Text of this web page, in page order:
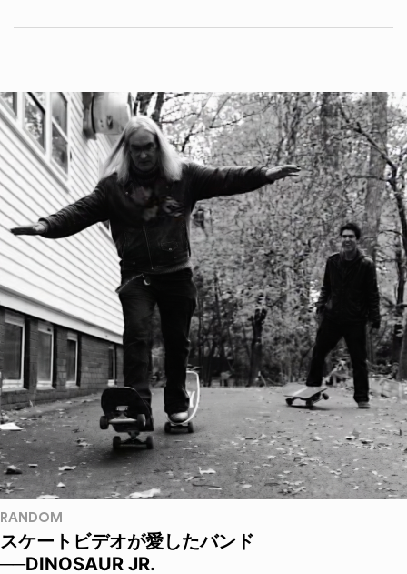
RANDOM
スケートビデオが愛したバンド
──DINOSAUR JR.